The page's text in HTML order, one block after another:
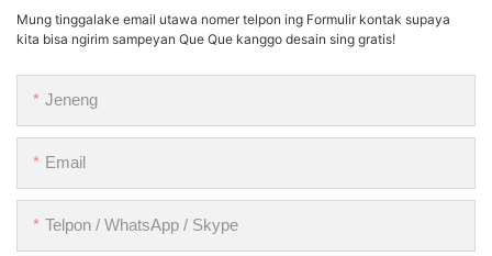
Mung tinggalake email utawa nomer telpon ing Formulir kontak supaya
kita bisa ngirim sampeyan Que Que kanggo desain sing gratis!
Jeneng
Email
Telpon / WhatsApp / Skype